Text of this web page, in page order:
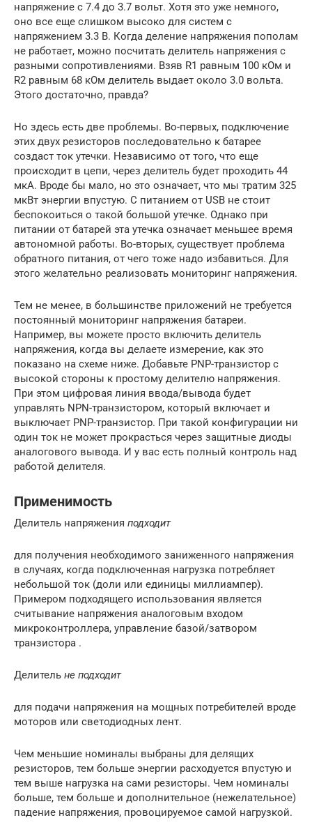
напряжение с 7.4 до 3.7 вольт. Хотя это уже немного,
оно все еще слишком высоко для систем с
напряжением 3.3 В. Когда деление напряжения пополам
не работает, можно посчитать делитель напряжения с
разными сопротивлениями. Взяв R1 равным 100 кОм и
R2 равным 68 кОм делитель выдает около 3.0 вольта.
Этого достаточно, правда?
Но здесь есть две проблемы. Во-первых, подключение
этих двух резисторов последовательно к батарее
создаст ток утечки. Независимо от того, что еще
происходит в цепи, через делитель будет проходить 44
мкА. Вроде бы мало, но это означает, что мы тратим 325
мкВт энергии впустую. С питанием от USB не стоит
беспокоиться о такой большой утечке. Однако при
питании от батарей эта утечка означает меньшее время
автономной работы. Во-вторых, существует проблема
обратного питания, от чего тоже надо избавиться. Для
этого желательно реализовать мониторинг напряжения.
Тем не менее, в большинстве приложений не требуется
постоянный мониторинг напряжения батареи.
Например, вы можете просто включить делитель
напряжения, когда вы делаете измерение, как это
показано на схеме ниже. Добавьте PNP-транзистор с
высокой стороны к простому делителю напряжения.
При этом цифровая линия ввода/вывода будет
управлять NPN-транзистором, который включает и
выключает PNP-транзистор. При такой конфигурации ни
один ток не может прокрасться через защитные диоды
аналогового вывода. И у вас есть полный контроль над
работой делителя.
Применимость
Делитель напряжения подходит
для получения необходимого заниженного напряжения
в случаях, когда подключенная нагрузка потребляет
небольшой ток (доли или единицы миллиампер).
Примером подходящего использования является
считывание напряжения аналоговым входом
микроконтроллера, управление базой/затвором
транзистора .
Делитель не подходит
для подачи напряжения на мощных потребителей вроде
моторов или светодиодных лент.
Чем меньшие номиналы выбраны для делящих
резисторов, тем больше энергии расходуется впустую и
тем выше нагрузка на сами резисторы. Чем номиналы
больше, тем больше и дополнительное (нежелательное)
падение напряжения, провоцируемое самой нагрузкой.